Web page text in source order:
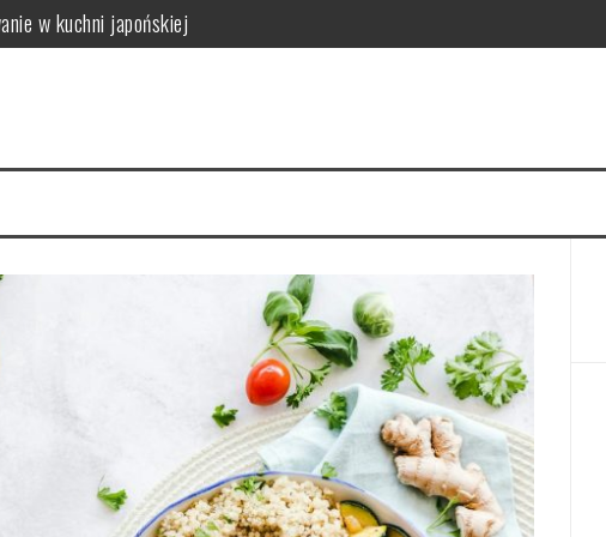
w kuchni japońskiej
w kuchni
wykonuje i jak wygląda bezpieczeństwo badania
właściwości i źródła